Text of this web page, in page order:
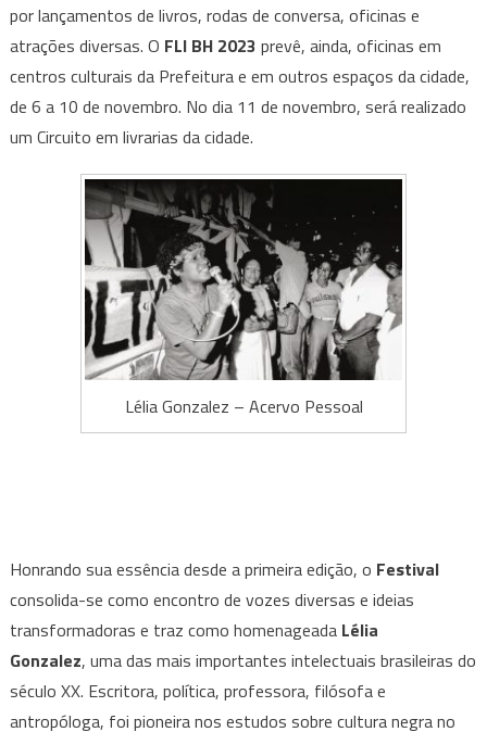
e
ideias
para
vidas
justas”
por lançamentos de livros, rodas de conversa, oficinas e
atrações diversas. O FLI BH 2023 prevê, ainda, oficinas em
centros culturais da Prefeitura e em outros espaços da cidade,
de 6 a 10 de novembro. No dia 11 de novembro, será realizado
um Circuito em livrarias da cidade.
Lélia Gonzalez – Acervo Pessoal
Honrando sua essência desde a primeira edição, o Festival
consolida-se como encontro de vozes diversas e ideias
transformadoras e traz como homenageada Lélia
Gonzalez, uma das mais importantes intelectuais brasileiras do
século XX. Escritora, política, professora, filósofa e
antropóloga, foi pioneira nos estudos sobre cultura negra no